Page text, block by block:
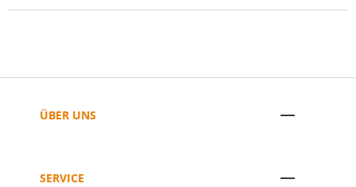
ÜBER UNS
SERVICE